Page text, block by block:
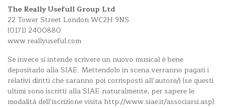
The Really Usefull Group Ltd
22 Tower Street London WC2H 9NS
(0171) 2400880
www.reallyuseful.com
Se invece si intende scrivere un nuovo musical è bene
depositarlo alla SIAE. Mettendolo in scena verranno pagati i
relativi diritti che saranno poi corrisposti all’autore/i (se questi
ultimi sono iscritti alla SIAE naturalmente, per sapere le
modalità dell’iscrizione visita http://www.siae.it/associarsi.asp).